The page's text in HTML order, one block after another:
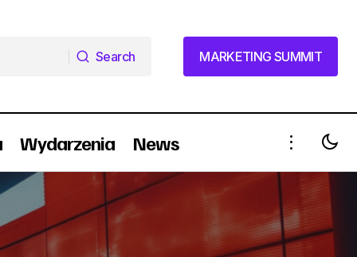
Search
MARKETING SUMMIT
MARKETING SUMMIT
Wydarzenia News
AI - Jak w 5 krokach zautomatyzować